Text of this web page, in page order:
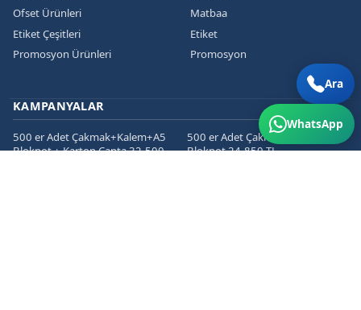
Ofset Ürünleri
Etiket Çeşitleri
Promosyon Ürünleri
Matbaa
Etiket
Promosyon
KAMPANYALAR
500 er Adet Çakmak+Kalem+A5
Bloknot + Karton Çanta 32.500
500 er Adet Çakmak+Kalem+A5
Bloknot 24.850 TL
Ara
WhatsApp